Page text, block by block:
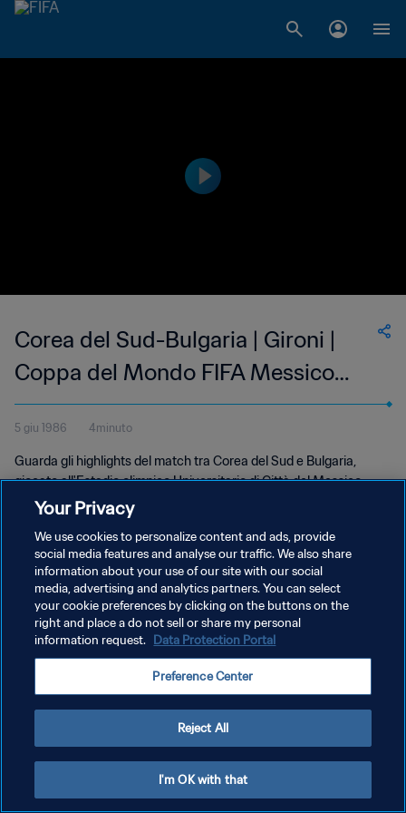
Corea del Sud-Bulgaria | Gironi |
Coppa del Mondo FIFA Messico
1986 | Highlights
5 giu 1986 4minuto
Guarda gli highlights del match tra Corea del Sud e Bulgaria,
giocato all'Estadio olimpico Universitario di Città del Messico,
giovedì 5 giugno 1986.
PRIVACY POLICY
TERMINI DI SERVIZIO
GESTISCI LE TUE PREFERENZE PER I COOKIES
Your Privacy
We use cookies to personalize content and ads, provide
social media features and analyse our traffic. We also share
information about your use of our site with our social
media, advertising and analytics partners. You can select
your cookie preferences by clicking on the buttons on the
right and place a do not sell or share my personal
information request. Data Protection Portal
Preference Center
Reject All
I'm OK with that